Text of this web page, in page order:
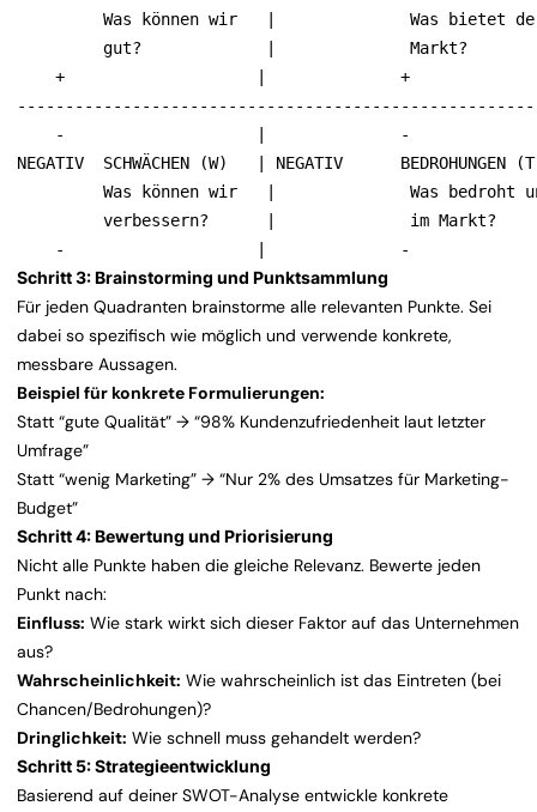
Was können wir   |              Was bietet
gut?             |              Markt?
+                    |              +
-                    |              -
NEGATIV  SCHWÄCHEN (W)   | NEGATIV
Was können wir   |              Was bedroht
verbessern?      |              im Markt?
-                    |              -
Schritt 3: Brainstorming und Punktsammlung
Für jeden Quadranten brainstorme alle relevanten Punkte. Sei
dabei so spezifisch wie möglich und verwende konkrete,
messbare Aussagen.
Beispiel für konkrete Formulierungen:
Statt “gute Qualität” → “98% Kundenzufriedenheit laut letzter
Umfrage”
Statt “wenig Marketing” → “Nur 2% des Umsatzes für Marketing-
Budget”
Schritt 4: Bewertung und Priorisierung
Nicht alle Punkte haben die gleiche Relevanz. Bewerte jeden
Punkt nach:
Einfluss: Wie stark wirkt sich dieser Faktor auf das Unternehmen
aus?
Wahrscheinlichkeit: Wie wahrscheinlich ist das Eintreten (bei
Chancen/Bedrohungen)?
Dringlichkeit: Wie schnell muss gehandelt werden?
Schritt 5: Strategieentwicklung
Basierend auf deiner SWOT-Analyse entwickle konkrete